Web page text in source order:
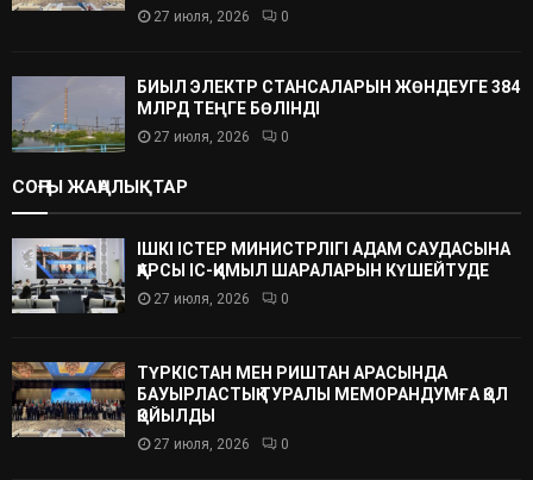
27 июля, 2026 0
БИЫЛ ЭЛЕКТР СТАНСАЛАРЫН ЖӨНДЕУГЕ 384
МЛРД ТЕҢГЕ БӨЛІНДІ
27 июля, 2026 0
СОҢҒЫ ЖАҢАЛЫҚТАР
ІШКІ ІСТЕР МИНИСТРЛІГІ АДАМ САУДАСЫНА
ҚАРСЫ ІС-ҚИМЫЛ ШАРАЛАРЫН КҮШЕЙТУДЕ
27 июля, 2026 0
ТҮРКІСТАН МЕН РИШТАН АРАСЫНДА
БАУЫРЛАСТЫҚ ТУРАЛЫ МЕМОРАНДУМҒА ҚОЛ
ҚОЙЫЛДЫ
27 июля, 2026 0